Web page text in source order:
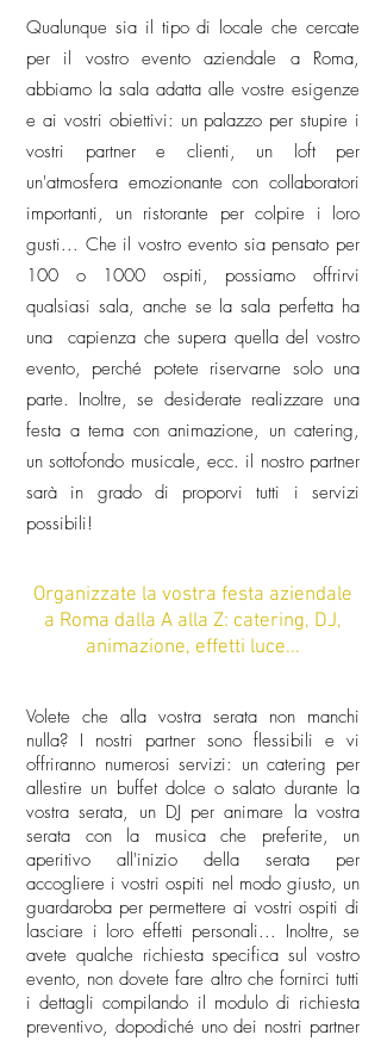
Qualunque sia il tipo di locale che cercate
per il vostro evento aziendale a Roma,
abbiamo la sala adatta alle vostre esigenze
e ai vostri obiettivi: un palazzo per stupire i
vostri partner e clienti, un loft per
un'atmosfera emozionante con collaboratori
importanti, un ristorante per colpire i loro
gusti... Che il vostro evento sia pensato per
100 o 1000 ospiti, possiamo offrirvi
qualsiasi sala, anche se la sala perfetta ha
una capienza che supera quella del vostro
evento, perché potete riservarne solo una
parte. Inoltre, se desiderate realizzare una
festa a tema con animazione, un catering,
un sottofondo musicale, ecc. il nostro partner
sarà in grado di proporvi tutti i servizi
possibili!
Organizzate la vostra festa aziendale
a Roma dalla A alla Z: catering, DJ,
animazione, effetti luce...
Volete che alla vostra serata non manchi
nulla? I nostri partner sono flessibili e vi
offriranno numerosi servizi: un catering per
allestire un buffet dolce o salato durante la
vostra serata, un DJ per animare la vostra
serata con la musica che preferite, un
aperitivo all'inizio della serata per
accogliere i vostri ospiti nel modo giusto, un
guardaroba per permettere ai vostri ospiti di
lasciare i loro effetti personali... Inoltre, se
avete qualche richiesta specifica sul vostro
evento, non dovete fare altro che fornirci tutti
i dettagli compilando il modulo di richiesta
preventivo, dopodiché uno dei nostri partner